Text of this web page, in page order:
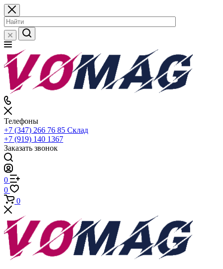
Телефоны
+7 (347) 266 76 85 Склад
+7 (919) 140 1367
Заказать звонок
0
0
0